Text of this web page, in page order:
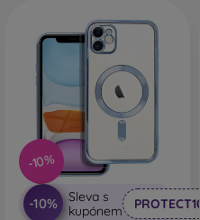
-10%
-10%
Sleva s
kupónem
PROTECT10